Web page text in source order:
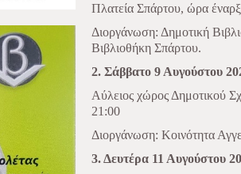
Πλατεία Σπάρτου, ώρα
Διοργάνωση: Δημοτική
Βιβλιοθήκη Σπάρτου.
2. Σάββατο 9 Αυγούστου
Αύλειος χώρος Δημοτικού
21:00
Διοργάνωση: Κοινότητα
3. Δευτέρα 11 Αυγούστου